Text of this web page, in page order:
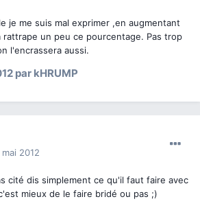
je me suis mal exprimer ,en augmentant
rattrape un peu ce pourcentage. Pas trop
l'encrassera aussi.
par kHRUMP
mai 2012
cité dis simplement ce qu'il faut faire avec
mieux de le faire bridé ou pas ;)